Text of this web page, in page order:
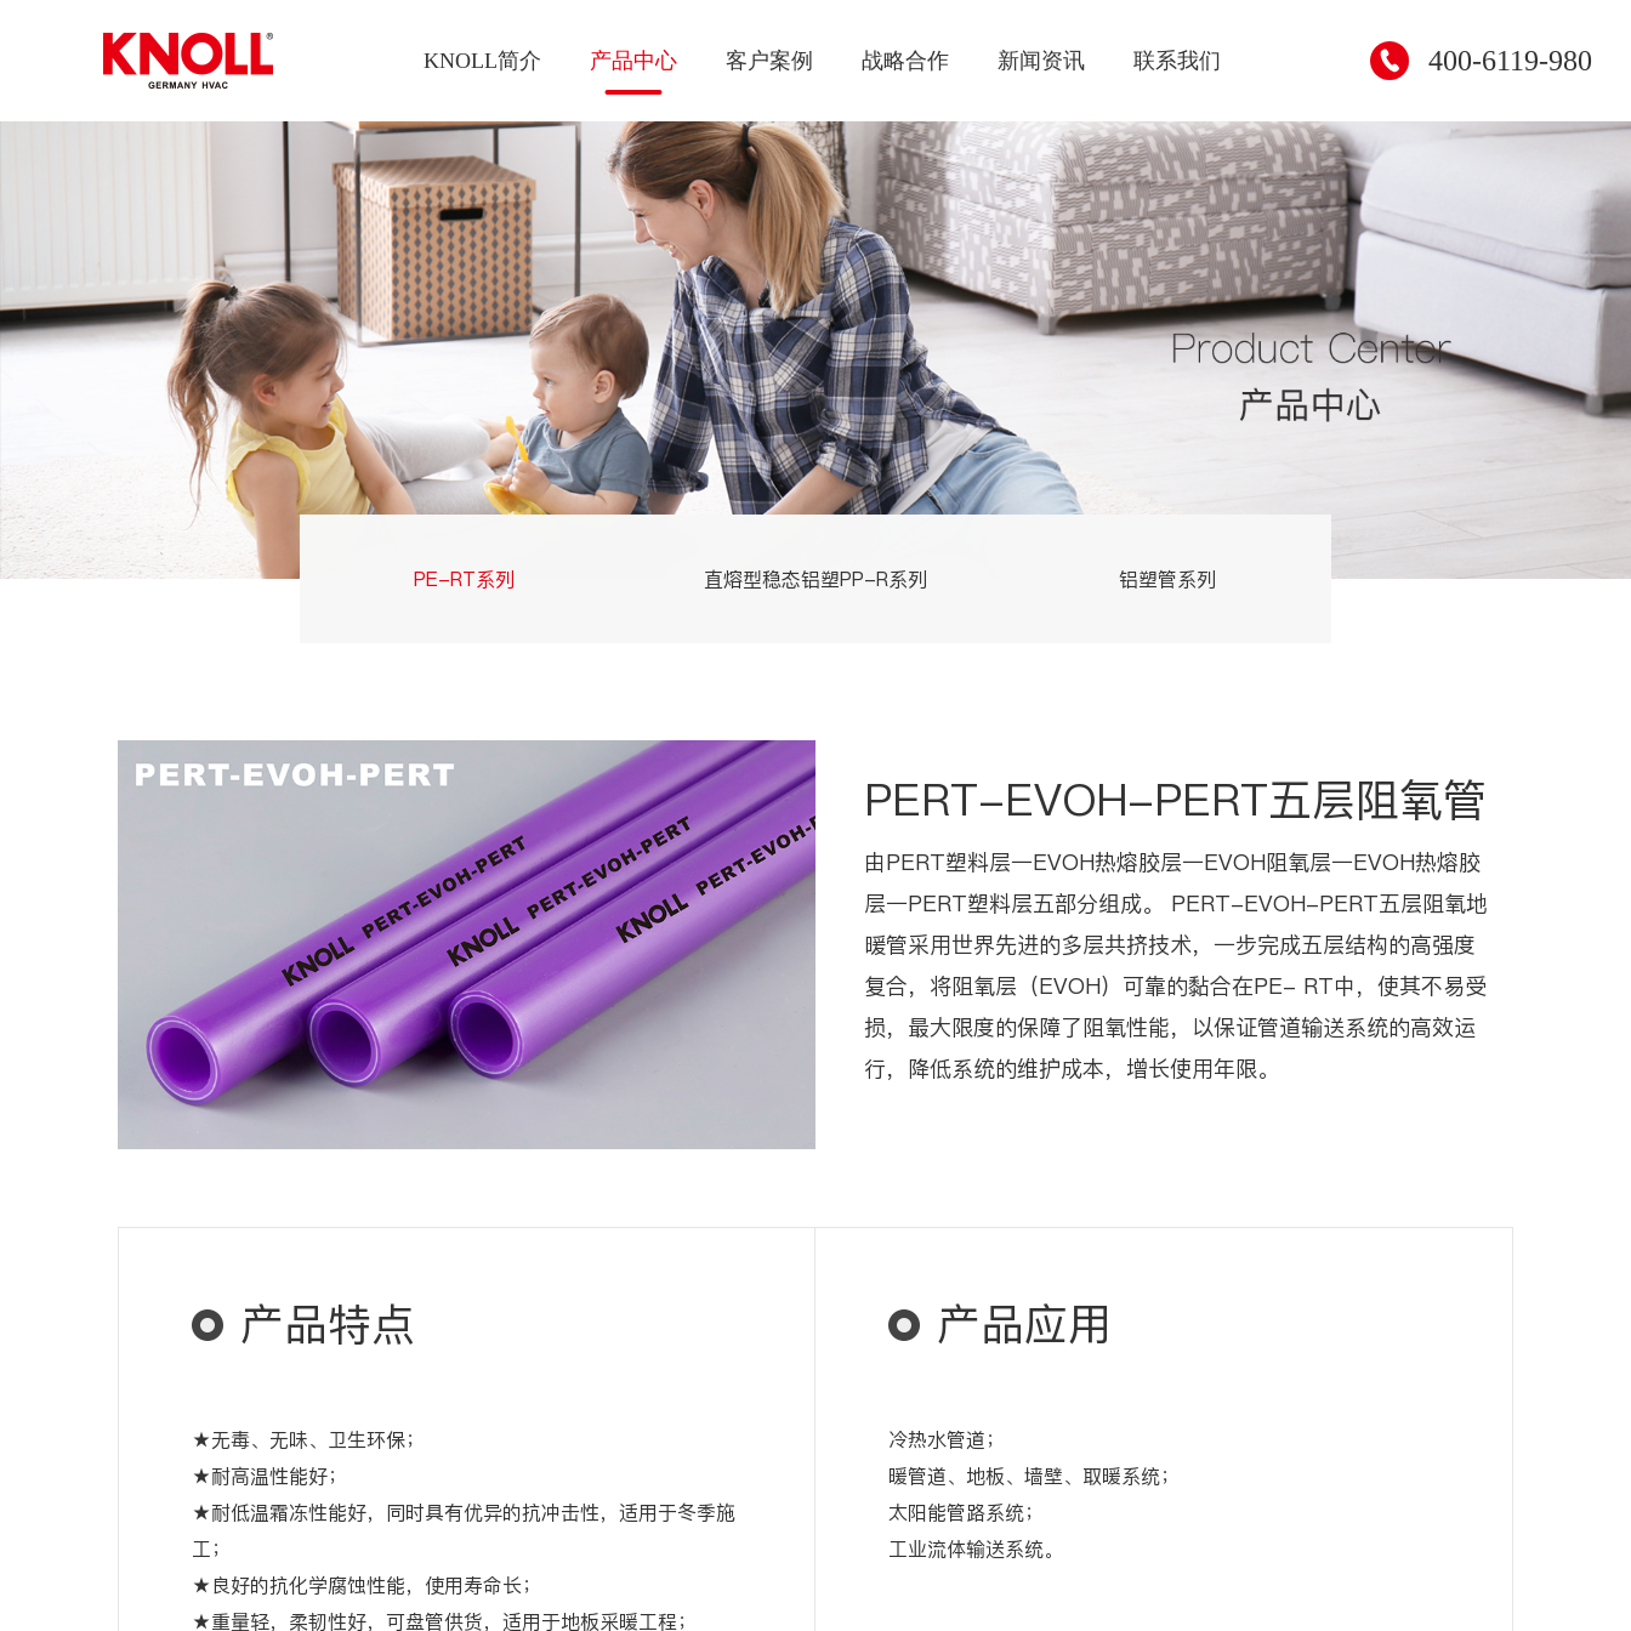
KNOLL简介 产品中心 客户案例 战略合作 新闻资讯 联系我们 400-6119-980
PE-RT系列 直熔型稳态铝塑PP-R系列 铝塑管系列 交联管系列
PERT-EVOH-PERT五层阻氧管
由PERT塑料层一EVOH热熔胶层一EVOH阻氧层一EVOH热熔胶
层一PERT塑料层五部分组成。 PERT-EVOH-PERT五层阻氧地
暖管采用世界先进的多层共挤技术，一步完成五层结构的高强度
复合，将阻氧层（EVOH）可靠的黏合在PE- RT中，使其不易受
损，最大限度的保障了阻氧性能，以保证管道输送系统的高效运
行，降低系统的维护成本，增长使用年限。
产品特点
★无毒、无味、卫生环保；
★耐高温性能好；
★耐低温霜冻性能好，同时具有优异的抗冲击性，适用于冬季施
工；
★良好的抗化学腐蚀性能，使用寿命长；
★重量轻，柔韧性好，可盘管供货，适用于地板采暖工程；
产品应用
冷热水管道；
暖管道、地板、墙壁、取暖系统；
太阳能管路系统；
工业流体输送系统。